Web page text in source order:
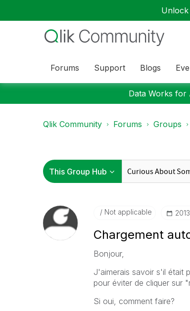
Forums Support Blogs
Data Works for
Qlik Community Forums Groups
Not applicable
Chargement
Bonjour,
J'aimerais savoir s'il était
pour éviter de cliquer sur
Si oui, comment faire?